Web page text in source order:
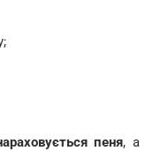
пеня, а